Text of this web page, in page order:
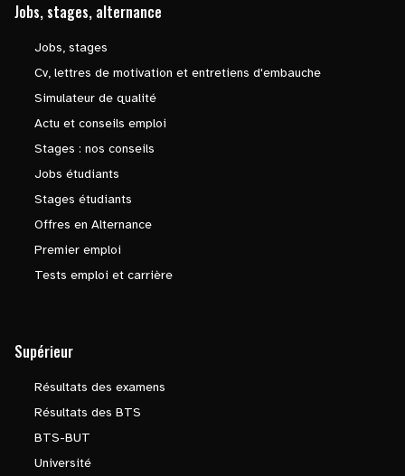
Jobs, stages, alternance
Jobs, stages
Cv, lettres de motivation et entretiens d'embauche
Simulateur de qualité
Actu et conseils emploi
Stages : nos conseils
Jobs étudiants
Stages étudiants
Offres en Alternance
Premier emploi
Tests emploi et carrière
Supérieur
Résultats des examens
Résultats des BTS
BTS-BUT
Université